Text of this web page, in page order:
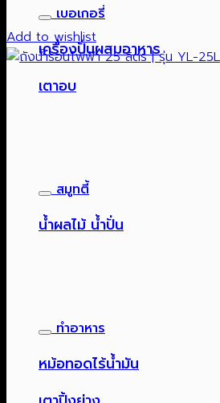
เบอเกอรี่
เครื่องปั่นผสมอาหาร
เตาอบ
สมูทตี้
น้ำผลไม้ น้ำปั่น
ทำอาหาร
หม้อทอดไร้น้ำมัน
Add to wishlist